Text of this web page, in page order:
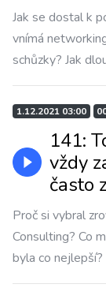
Jak se dostal k
vnímá
schůzky? Jak
1.12.2021 03:00
141:
vždy
často
Proč si vybral
Consulting? Co
byla co